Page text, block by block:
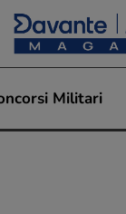
Militari